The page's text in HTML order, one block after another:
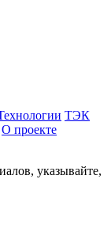
ТЭК
О проекте
указывайте,